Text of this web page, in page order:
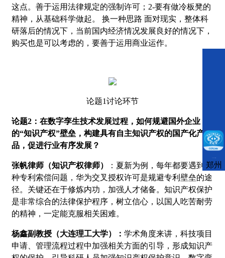
这点。善于运用法律规定的强制许可；2-要有做冷板凳的
精神，从基础科学做起。 换一种思路 面对现实，整体科
研落后的情况下，当前国内经济情况发展良好的情况下，
购买也是可以考虑的，要善于运用商业运作。
论题1讨论环节
论题2：在数字孪生技术发展过程，如何规避国外企业
的“知识产权”壁垒，构建具有自主知识产权的国产化产
品，促进行业有序发展？
张帆律师（知识产权律师）
：夏新为例，每年都要遇到各
种专利索偿问题，华为交叉授权许可是规避专利壁垒的途
径。关键还在于修炼内功，加强人才储备。知识产权保护
是非常综合的法律保护程序，树立信心，以国人吃苦耐劳
的精神，一定能克服相关困难。
杨鑫副教授（大连理工大学）： 学术角度来讲，科技项目
申请、管理流程过程中加强相关方面的引导，形成知识产
郑州